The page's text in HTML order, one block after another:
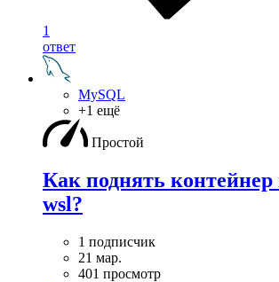
1
ответ
MySQL
+1 ещё
Простой
Как поднять контейнер
wsl?
1 подписчик
21 мар.
401 просмотр